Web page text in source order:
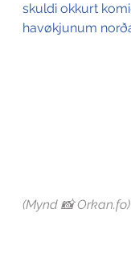
skuldi okkurt
havøkjunum
(Mynd 📸 Orkan.fo)